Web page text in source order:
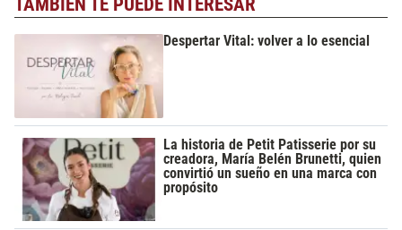
TAMBIÉN TE PUEDE INTERESAR
Despertar Vital: volver a lo esencial
La historia de Petit Patisserie por su
creadora, María Belén Brunetti, quien
convirtió un sueño en una marca con
propósito